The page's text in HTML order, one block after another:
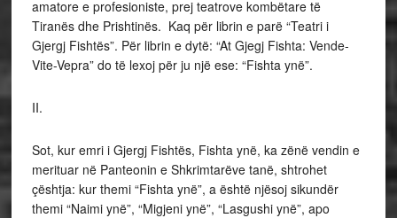
amatore e profesioniste, prej teatrove kombëtare të
Tiranës dhe Prishtinës. Kaq për librin e parë “Teatri i
Gjergj Fishtës”. Për librin e dytë: “At Gjegj Fishta: Vende-
Vite-Vepra” do të lexoj për ju një ese: “Fishta ynë”.
II.
Sot, kur emri i Gjergj Fishtës, Fishta ynë, ka zënë vendin e
merituar në Panteonin e Shkrimtarëve tanë, shtrohet
çështja: kur themi “Fishta ynë”, a është njësoj sikundër
themi “Naimi ynë”, “Migjeni ynë”, “Lasgushi ynë”, apo